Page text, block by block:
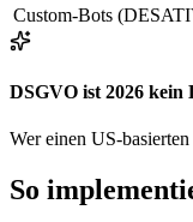
Custom-Bots
DSGVO ist 2026 kein
Wer einen US-
So